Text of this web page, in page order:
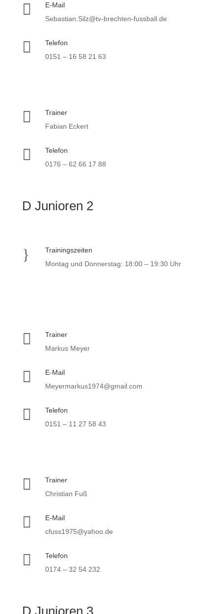

E-Mail
Sebastian.Silz@tv-brechten-fussball.de

Telefon
0151 – 16 58 21 63

Trainer
Fabian Eckert

Telefon
0176 – 62 66 17 88
D Junioren 2
}
Trainingszeiten
Montag und Donnerstag: 18:00 – 19:30 Uhr

Trainer
Markus Meyer

E-Mail
Meyermarkus1974@gmail.com

Telefon
0151 – 11 27 58 43

Trainer
Christian Fuß

E-Mail
cfuss1975@yahoo.de

Telefon
0174 – 32 54 232
D Junioren 3